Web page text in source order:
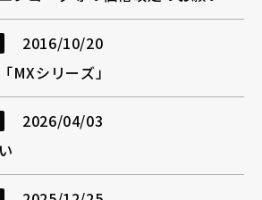
2016/10/20
MXシリーズ」
2026/04/03